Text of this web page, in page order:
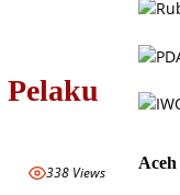
338 Views Aceh